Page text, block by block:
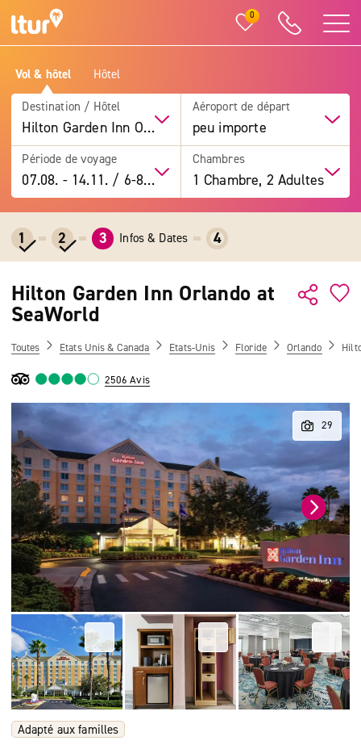
0
Vol & hôtel Hôtel
Destination / Hôtel
Hilton Garden Inn Orlando at SeaWorld
Aéroport de départ
peu importe
Période de voyage
07.08. -14.11. / 6-8 jours
Chambres
1 Chambre, 2 Adultes
1 2 3 Infos & Dates 4
Hilton Garden Inn Orlando at
SeaWorld
Toutes Etats Unis & Canada Etats-Unis Floride Orlando
2506 Avis
Adapté aux familles